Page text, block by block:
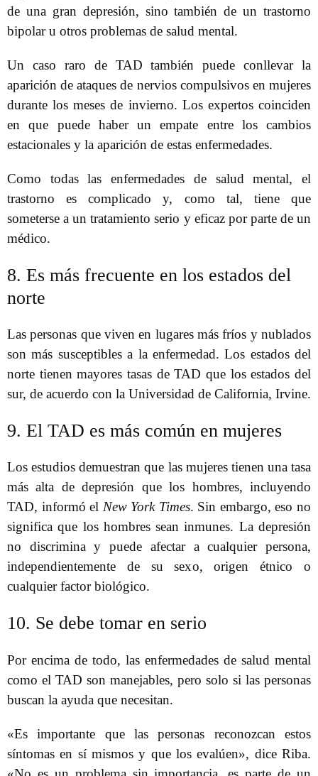
de una gran depresión, sino también de un trastorno
bipolar u otros problemas de salud mental.
Un caso raro de TAD también puede conllevar la
aparición de ataques de nervios compulsivos en mujeres
durante los meses de invierno. Los expertos coinciden
en que puede haber un empate entre los cambios
estacionales y la aparición de estas enfermedades.
Como todas las enfermedades de salud mental, el
trastorno es complicado y, como tal, tiene que
someterse a un tratamiento serio y eficaz por parte de un
médico.
8. Es más frecuente en los estados del
norte
Las personas que viven en lugares más fríos y nublados
son más susceptibles a la enfermedad. Los estados del
norte tienen mayores tasas de TAD que los estados del
sur, de acuerdo con la Universidad de California, Irvine.
9. El TAD es más común en mujeres
Los estudios demuestran que las mujeres tienen una tasa
más alta de depresión que los hombres, incluyendo
TAD, informó el New York Times. Sin embargo, eso no
significa que los hombres sean inmunes. La depresión
no discrimina y puede afectar a cualquier persona,
independientemente de su sexo, origen étnico o
cualquier factor biológico.
10. Se debe tomar en serio
Por encima de todo, las enfermedades de salud mental
como el TAD son manejables, pero solo si las personas
buscan la ayuda que necesitan.
«Es importante que las personas reconozcan estos
síntomas en sí mismos y que los evalúen», dice Riba.